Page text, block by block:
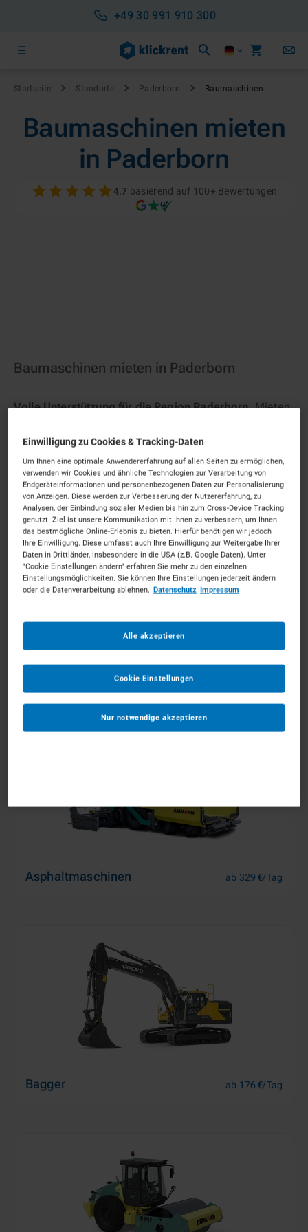
+49 30 991 910 300
Startseite Standorte Paderborn Baumaschinen
Baumaschinen mieten
in Paderborn
4.7 basierend auf 100+ Bewertungen
Baumaschinen mieten in Paderborn
Volle Unterstützung für die Region Paderborn.Mieten
Unkompliziert, zu starken Konditionen und mit
persönlichem Experten-Service.
Vermietpartner im Raum Paderborn
Aufbereitungsanlagen
Asphaltmaschinen ab 329 €/Tag
Bagger ab 176 €/Tag
Einwilligung zu Cookies & Tracking-Daten
Um Ihnen eine optimale Anwendererfahrung auf allen Seiten zu ermöglichen,
verwenden wir Cookies und ähnliche Technologien zur Verarbeitung von
Endgeräteinformationen und personenbezogenen Daten zur Personalisierung
von Anzeigen. Diese werden zur Verbesserung der Nutzererfahrung, zu
Analysen, der Einbindung sozialer Medien bis hin zum Cross-Device Tracking
genutzt. Ziel ist unsere Kommunikation mit Ihnen zu verbessern, um Ihnen
das bestmögliche Online-Erlebnis zu bieten. Hierfür benötigen wir jedoch
Ihre Einwilligung. Diese umfasst auch Ihre Einwilligung zur Weitergabe Ihrer
Daten in Drittländer, insbesondere in die USA (z.B. Google Daten). Unter
"Cookie Einstellungen ändern" erfahren Sie mehr zu den einzelnen
Einstellungsmöglichkeiten. Sie können Ihre Einstellungen jederzeit ändern
oder die Datenverarbeitung ablehnen. Datenschutz Impressum
Nur notwendige akzeptieren
Alle akzeptieren
Cookie Einstellungen